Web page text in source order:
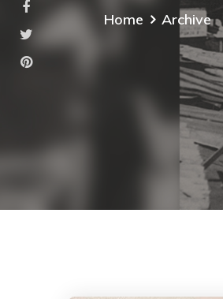
Home Archive